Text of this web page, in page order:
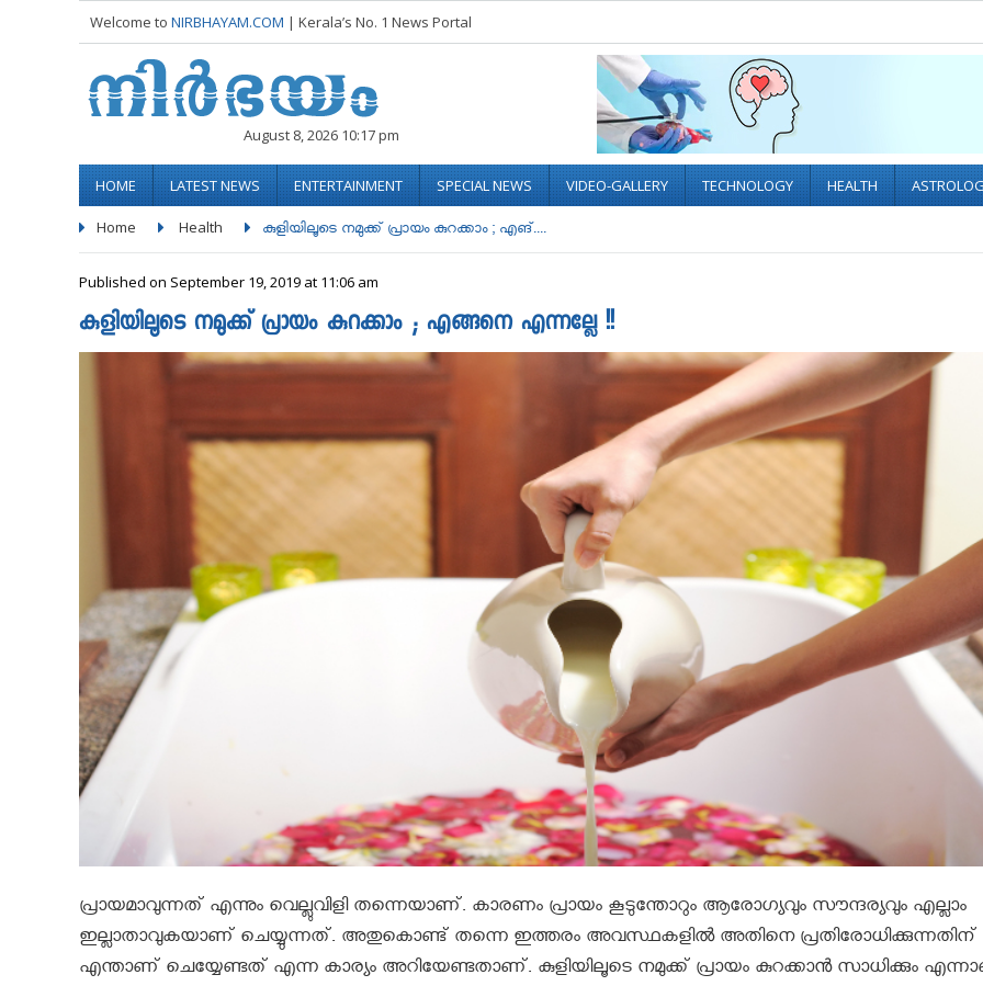
Welcome to NIRBHAYAM.COM | Kerala’s No. 1 News Portal
August 8, 2026 10:17 pm
HOME LATEST NEWS ENTERTAINMENT SPECIAL NEWS VIDEO-GALLERY TECHNOLOGY HEALTH
Home Health കുളിയിലൂടെ നമുക്ക് പ്രായം കുറക്കാം ; എങ്....
Published on September 19, 2019 at 11:06 am
കുളിയിലൂടെ നമുക്ക് പ്രായം കുറക്കാം ; എങ്ങനെ എന്നല്ലേ !!
പ്രായമാവുന്നത് എന്നും വെല്ലുവിളി തന്നെയാണ്. കാരണം പ്രായം കൂടുന്തോറും ആരോഗ്യവും സൗന്ദര്യവും എല്ലാം
ഇല്ലാതാവുകയാണ് ചെയ്യുന്നത്. അതുകൊണ്ട് തന്നെ ഇത്തരം അവസ്ഥകളിൽ അതിനെ പ്രതിരോധിക്കുന്നതിന്
എന്താണ് ചെയ്യേണ്ടത് എന്ന കാര്യം അറിയേണ്ടതാണ്. കുളിയിലൂടെ നമുക്ക് പ്രായം കുറക്കാൻ സാധിക്കും